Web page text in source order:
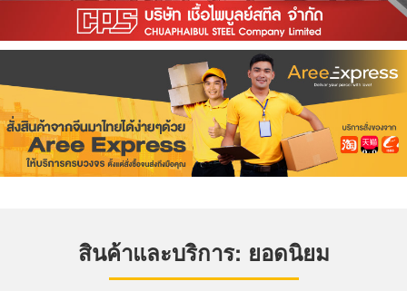
สินค้าและบริการ: ยอดนิยม